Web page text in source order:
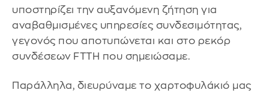
υποστηρίζει την αυξανόμενη ζήτηση για
αναβαθμισμένες υπηρεσίες συνδεσιμότητας,
γεγονός που αποτυπώνεται και στο ρεκόρ
συνδέσεων FTTH που σημειώσαμε.
Παράλληλα, διευρύναμε το χαρτοφυλάκιό μας